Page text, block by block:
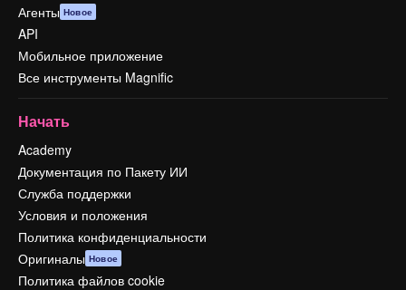
Агенты Новое
API
Мобильное приложение
Все инструменты Magnific
Начать
Academy
Документация по Пакету ИИ
Служба поддержки
Условия и положения
Политика конфиденциальности
Оригиналы Новое
Политика файлов cookie